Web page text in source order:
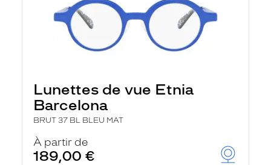
Lunettes de vue Etnia
Barcelona
BRUT 37 BL BLEU MAT
À partir de
189,00 €